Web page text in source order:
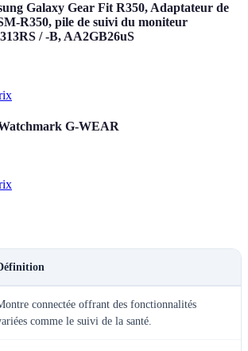
Galaxy Gear Fit R350, Adaptateur de
R350, pile de suivi du moniteur
/ -B, AA2GB26uS
G-WEAR
connectée offrant des fonctionnalités
comme le suivi de la santé.